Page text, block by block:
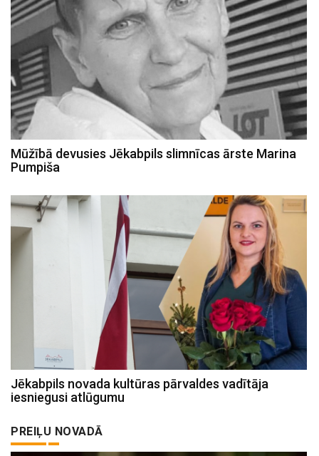
Mūžībā devusies Jēkabpils slimnīcas ārste Marina
Pumpiša
Jēkabpils novada kultūras pārvaldes vadītāja
iesniegusi atlūgumu
PREIĻU NOVADĀ